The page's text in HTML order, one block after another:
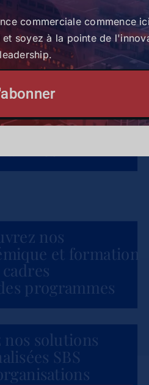
Million Jobs
Africa
1 2 Suivant
nos
et formation
cadres
programmes
nos solutions
SBS
commerciale commence
soyez à la pointe de